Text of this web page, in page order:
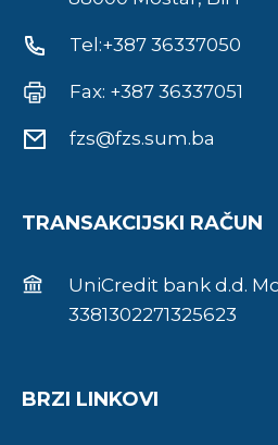
Tel:+387 36337050
Fax: +387 36337051
fzs@fzs.sum.ba
TRANSAKCIJSKI RAČUN
UniCredit bank d.d.
3381302271325623
BRZI LINKOVI